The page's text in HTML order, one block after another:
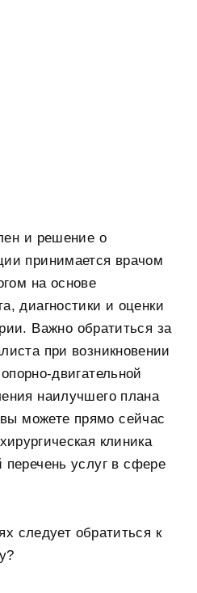
и решение о
принимается врачом
на основе
диагностики и оценки
Важно обратиться за
при возникновении
двигательной
наилучшего плана
можете прямо сейчас
клиника
перечень услуг в сфере
следует обратиться к